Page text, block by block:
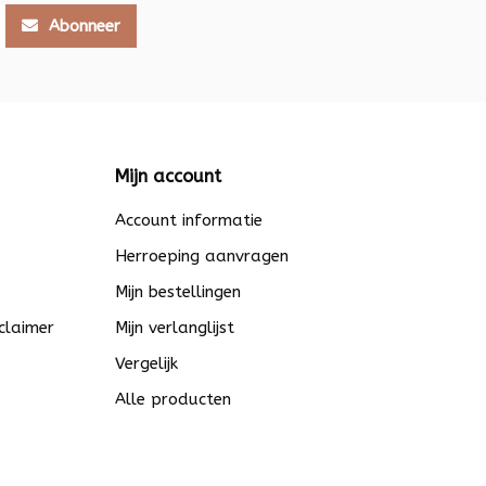
Abonneer
Mijn account
Account informatie
Herroeping aanvragen
Mijn bestellingen
Mijn verlanglijst
Vergelijk
Alle producten